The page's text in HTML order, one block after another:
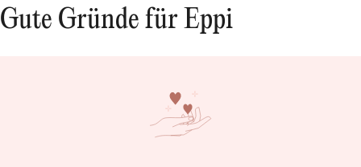
Gute Gründe für Eppi